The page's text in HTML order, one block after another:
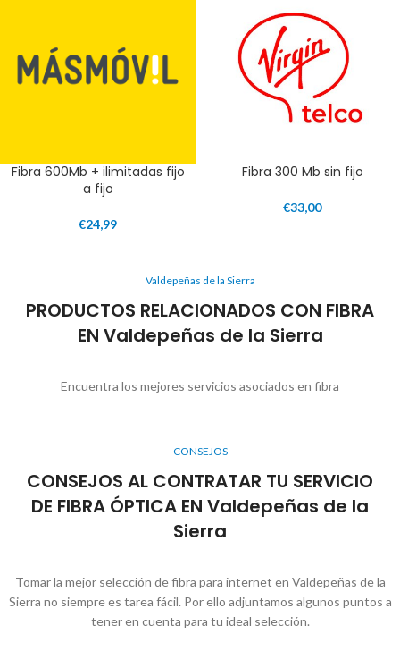
Fibra 600Mb + ilimitadas fijo
a fijo
€24,99
Fibra 300 Mb sin fijo
€33,00
Valdepeñas de la Sierra
PRODUCTOS RELACIONADOS CON FIBRA
EN Valdepeñas de la Sierra
Encuentra los mejores servicios asociados en fibra
CONSEJOS
CONSEJOS AL CONTRATAR TU SERVICIO
DE FIBRA ÓPTICA EN Valdepeñas de la
Sierra
Tomar la mejor selección de fibra para internet en Valdepeñas de la
Sierra no siempre es tarea fácil. Por ello adjuntamos algunos puntos a
tener en cuenta para tu ideal selección.